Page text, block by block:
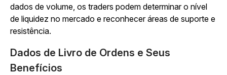
dados de volume, os traders podem determinar o nível
de liquidez no mercado e reconhecer áreas de suporte e
resistência.
Dados de Livro de Ordens e Seus
Benefícios